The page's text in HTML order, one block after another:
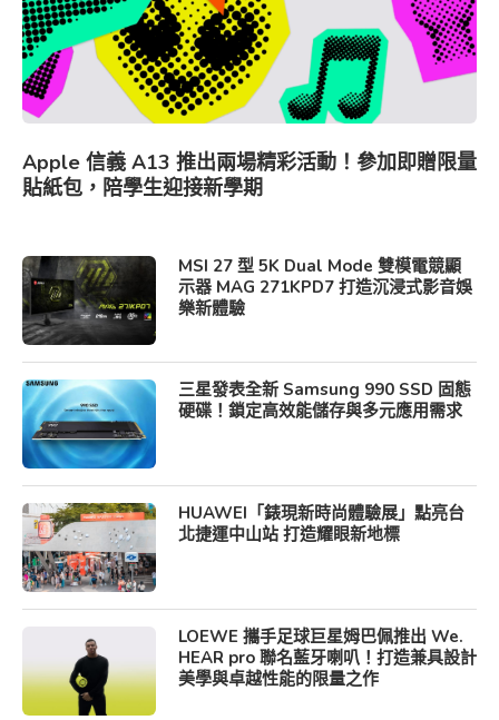
Apple 信義 A13 推出兩場精彩活動！參加即贈限量
貼紙包，陪學生迎接新學期
MSI 27 型 5K Dual Mode 雙模電競顯
示器 MAG 271KPD7 打造沉浸式影音娛
樂新體驗
三星發表全新 Samsung 990 SSD 固態
硬碟！鎖定高效能儲存與多元應用需求
HUAWEI「錶現新時尚體驗展」點亮台
北捷運中山站 打造耀眼新地標
LOEWE 攜手足球巨星姆巴佩推出 We.
HEAR pro 聯名藍牙喇叭！打造兼具設計
美學與卓越性能的限量之作